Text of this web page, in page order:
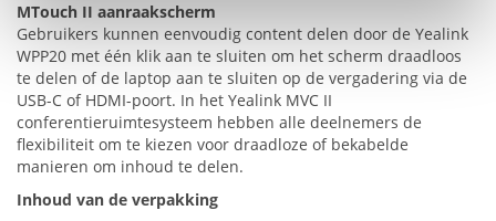
MTouch II aanraakscherm
Gebruikers kunnen eenvoudig content delen door de Yealink
WPP20 met één klik aan te sluiten om het scherm draadloos
te delen of de laptop aan te sluiten op de vergadering via de
USB-C of HDMI-poort. In het Yealink MVC II
conferentieruimtesysteem hebben alle deelnemers de
flexibiliteit om te kiezen voor draadloze of bekabelde
manieren om inhoud te delen.
Inhoud van de verpakking